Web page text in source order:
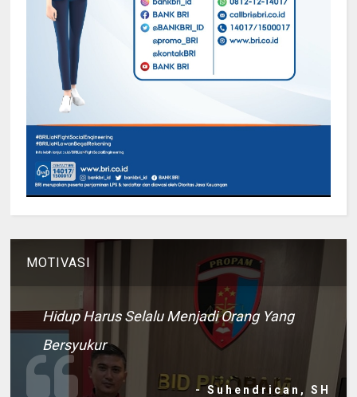
MOTIVASI
Hidup Harus Selalu Menjadi Orang Yang
Bersyukur
- Suhendrican, SH